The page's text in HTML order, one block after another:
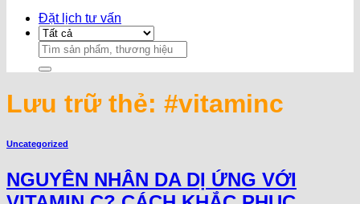
Đặt lịch tư vấn
Search
for:
Lưu trữ thẻ: #vitaminc
Uncategorized
NGUYÊN NHÂN DA DỊ ỨNG VỚI